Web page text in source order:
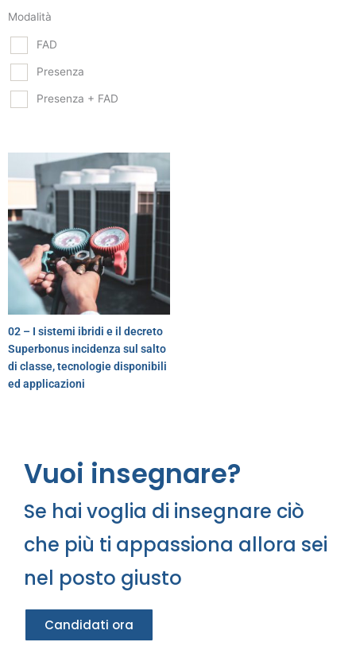
Modalità
FAD
Presenza
Presenza + FAD
02 – I sistemi ibridi e il decreto
Superbonus incidenza sul salto
di classe, tecnologie disponibili
ed applicazioni
Vuoi insegnare?
Se hai voglia di insegnare ciò
che più ti appassiona allora sei
nel posto giusto
Candidati ora